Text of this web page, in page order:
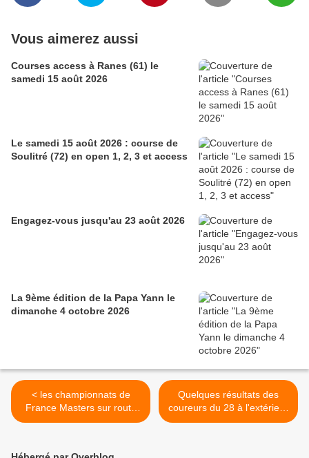
Vous aimerez aussi
Courses access à Ranes (61) le
samedi 15 août 2026
Le samedi 15 août 2026 : course de
Soulitré (72) en open 1, 2, 3 et access
Engagez-vous jusqu'au 23 août 2026
La 9ème édition de la Papa Yann le
dimanche 4 octobre 2026
< les championnats de
France Masters sur route
2023 Aux Baux Sainte Croix
Quelques résultats des
coureurs du 28 à l'extérieur
>